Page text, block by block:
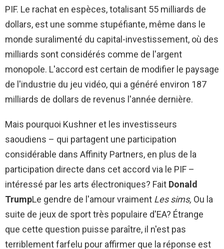
PIF. Le rachat en espèces, totalisant 55 milliards de
dollars, est une somme stupéfiante, même dans le
monde suralimenté du capital-investissement, où des
milliards sont considérés comme de l'argent
monopole. L'accord est certain de modifier le paysage
de l'industrie du jeu vidéo, qui a généré environ 187
milliards de dollars de revenus l'année dernière.
Mais pourquoi Kushner et les investisseurs
saoudiens – qui partagent une participation
considérable dans Affinity Partners, en plus de la
participation directe dans cet accord via le PIF –
intéressé par les arts électroniques? Fait Donald
TrumpLe gendre de l'amour vraiment Les sims, Ou la
suite de jeux de sport très populaire d'EA? Étrange
que cette question puisse paraître, il n'est pas
terriblement farfelu pour affirmer que la réponse est